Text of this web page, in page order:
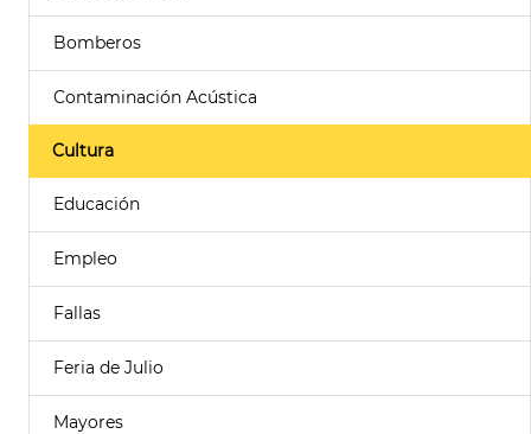
Bomberos
Contaminación Acústica
Cultura
Educación
Empleo
Fallas
Feria de Julio
Mayores